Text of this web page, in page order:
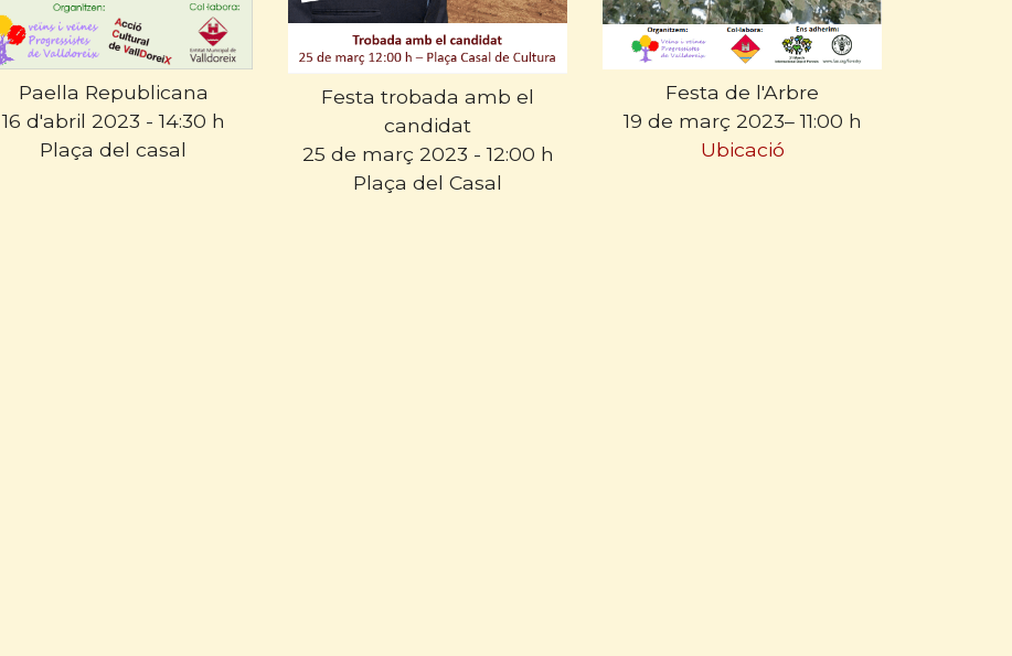
Paella Republicana
16 d'abril 2023 - 14:30 h
Plaça del casal
Festa trobada amb el
candidat
25 de març 2023 - 12:00 h
Plaça del Casal
Festa de l'Arbre
19 de març 2023– 11:00 h
Ubicació